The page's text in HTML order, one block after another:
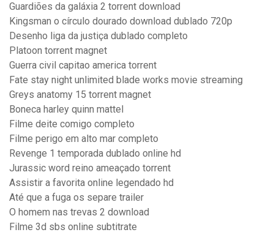
Guardiões da galáxia 2 torrent download
Kingsman o círculo dourado download dublado 720p
Desenho liga da justiça dublado completo
Platoon torrent magnet
Guerra civil capitao america torrent
Fate stay night unlimited blade works movie streaming
Greys anatomy 15 torrent magnet
Boneca harley quinn mattel
Filme deite comigo completo
Filme perigo em alto mar completo
Revenge 1 temporada dublado online hd
Jurassic word reino ameaçado torrent
Assistir a favorita online legendado hd
Até que a fuga os separe trailer
O homem nas trevas 2 download
Filme 3d sbs online subtitrate